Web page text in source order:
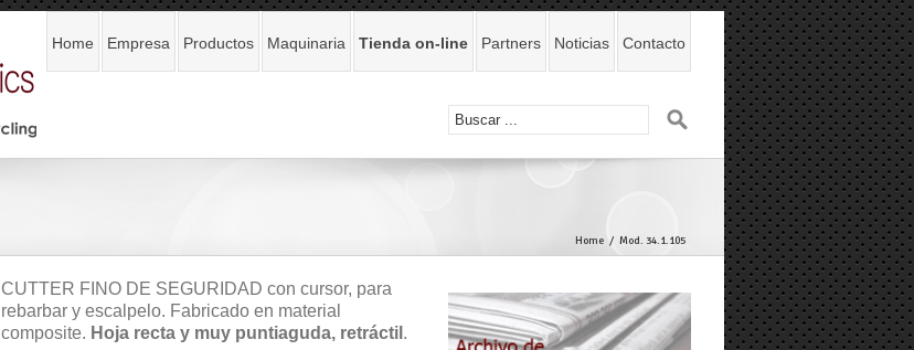
Home Empresa Productos Maquinaria Tienda on-line Partners Noticias Contacto
Home Mod. 34.1.105
CUTTER FINO DE SEGURIDAD con cursor, para
rebarbar y escalpelo. Fabricado en material
composite. Hoja recta y muy puntiaguda, retráctil .